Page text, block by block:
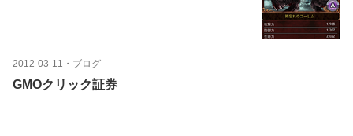
2012-03-11 ・ ブログ
GMOクリック証券